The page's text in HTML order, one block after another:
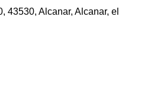
43530, Alcanar, Alcanar, el